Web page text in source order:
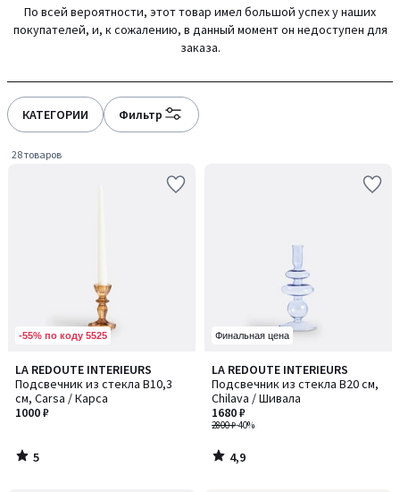
По всей вероятности, этот товар имел большой успех у наших
покупателей, и, к сожалению, в данный момент он недоступен для
заказа.
КАТЕГОРИИ Фильтр
28 товаров
-55% по коду 5525
LA REDOUTE INTERIEURS
Подсвечник из стекла В10,3
см, Carsa / Карса
1000 ₽
5
/
5
5
/
Финальная цена
LA REDOUTE INTERIEURS
Подсвечник из стекла В20 см,
Chilava / Шивала
2800 ₽-40%
1680 ₽
4,9
/ 5
4,9
/